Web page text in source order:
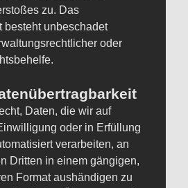
zu. Das
besteht unbeschadet
oder
Daten, die wir auf
oder in Erfüllung
verarbeiten, an
Dritten in einem gängigen,
Format aushändigen zu